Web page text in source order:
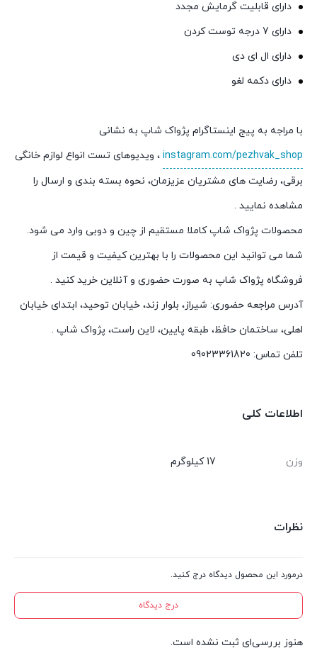
دارای قابلیت گرمایش مجدد
دارای 7 درجه توست کردن
دارای ال ای دی
دارای دکمه لغو
با مراجه به پیج اینستاگرام پژواک شاپ به نشانی
instagram.com/pezhvak_shop ، ویدیوهای تست انواع لوازم خانگی
برقی، رضایت های مشتریان عزیزمان، نحوه بسته بندی و ارسال را
مشاهده نمایید .
محصولات پژواک شاپ کاملا مستقیم از چین و دوبی وارد می شود.
شما می توانید این محصولات را با بهترین کیفیت و قیمت از
فروشگاه پژواک شاپ به صورت حضوری و آنلاین خرید کنید .
آدرس مراجعه حضوری: شیراز، بلوار زند، خیابان توحید، ابتدای خیابان
اهلی، ساختمان حافظ، طبقه پایین، لاین راست، پژواک شاپ .
تلفن تماس: 09023361820
اطلاعات کلی
وزن 17 کیلوگرم
نظرات
درمورد این محصول دیدگاه درج کنید.
درج دیدگاه
هنوز بررسی‌ای ثبت نشده است.